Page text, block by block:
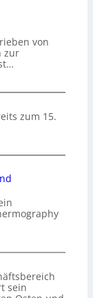
von
zur
zum 15.
sein